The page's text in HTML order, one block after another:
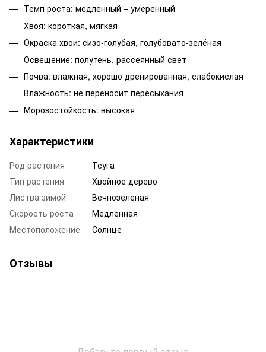
Темп роста: медленный – умеренный
Хвоя: короткая, мягкая
Окраска хвои: сизо-голубая, голубовато-зелёная
Освещение: полутень, рассеянный свет
Почва: влажная, хорошо дренированная, слабокислая
Влажность: не переносит пересыхания
Морозостойкость: высокая
Характеристики
Род растения
Тсуга
Тип растения
Хвойное дерево
Листва зимой
Вечнозеленая
Скорость роста
Медленная
Местоположение
Солнце
Отзывы